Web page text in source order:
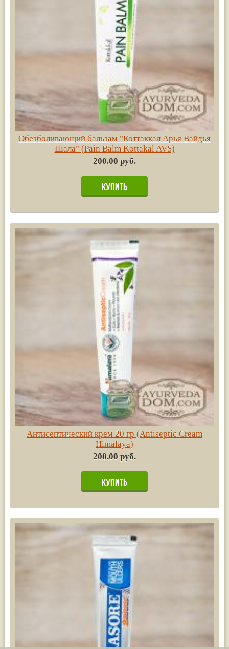
Обезболивающий бальзам "Коттаккал Арья Вайдья
Шала" (Pain Balm Kottakal AVS)
200.00 руб.
Антисептический крем 20 гр (Antiseptic Cream
Himalaya)
200.00 руб.